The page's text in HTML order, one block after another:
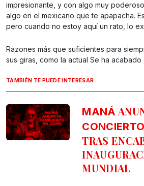
impresionante, y con algo muy
algo en el mexicano que te apapacha.
pero cuando no estoy aquí un rato, lo
Razones más que suficientes para
sus giras, como la actual Se ha acabado
TAMBIÉN TE PUEDE INTERESAR
MANÁ
TRAS
MUNDIAL